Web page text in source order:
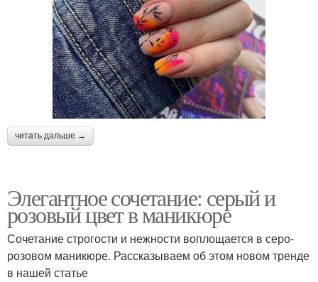
читать дальше →
Элегантное сочетание: серый и
розовый цвет в маникюре
Сочетание строгости и нежности воплощается в серо-
розовом маникюре. Рассказываем об этом новом тренде
в нашей статье